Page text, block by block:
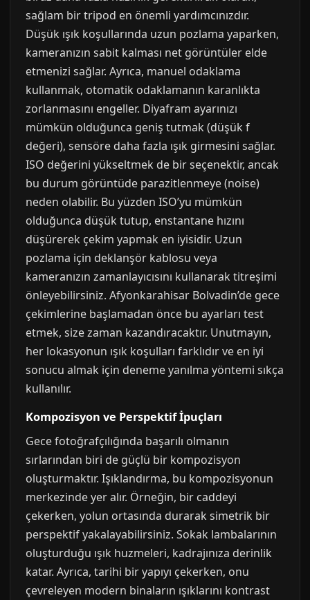
sağlam bir tripod en önemli yardımcınızdır.
Düşük ışık koşullarında uzun pozlama yaparken,
kameranızın sabit kalması net görüntüler elde
etmenizi sağlar. Ayrıca, manuel odaklama
kullanmak, otomatik odaklamanın karanlıkta
zorlanmasını engeller. Diyafram ayarınızı
mümkün olduğunca geniş tutmak (düşük f
değeri), sensöre daha fazla ışık girmesini sağlar.
ISO değerini yükseltmek de bir seçenektir, ancak
bu durum görüntüde parazitlenmeye (noise)
neden olabilir. Bu yüzden ISO’yu mümkün
olduğunca düşük tutup, enstantane hızını
düşürerek çekim yapmak en iyisidir. Uzun
pozlama için deklanşör kablosu veya
kameranızın zamanlayıcısını kullanarak titreşimi
önleyebilirsiniz. Afyonkarahisar Bolvadin’de gece
çekimlerine başlamadan önce bu ayarları test
etmek, size zaman kazandıracaktır. Unutmayın,
her lokasyonun ışık koşulları farklıdır ve en iyi
sonucu almak için deneme yanılma yöntemi sıkça
kullanılır.
Kompozisyon ve Perspektif İpuçları
Gece fotoğrafçılığında başarılı olmanın
sırlarından biri de güçlü bir kompozisyon
oluşturmaktır. Işıklandırma, bu kompozisyonun
merkezinde yer alır. Örneğin, bir caddeyi
çekerken, yolun ortasında durarak simetrik bir
perspektif yakalayabilirsiniz. Sokak lambalarının
oluşturduğu ışık huzmeleri, kadrajınıza derinlik
katar. Ayrıca, tarihi bir yapıyı çekerken, onu
çevreleyen modern binaların ışıklarını kontrast